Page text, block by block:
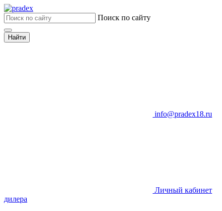
Поиск по сайту
Найти
info@pradex18.ru
Личный кабинет
дилера